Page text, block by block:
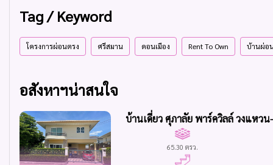
Tag / Keyword
โครงการผ่อนตรง ศรีสมาน ดอนเมือง Rent To Own บ้านผ่อ
อสังหาฯน่าสนใจ
บ้านเดี่ยว ศุภาลัย พาร์ควิลล์ วงแหว
65.30 ตรว.